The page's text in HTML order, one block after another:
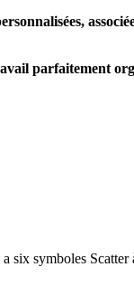
parfaitement
six symboles Scatter